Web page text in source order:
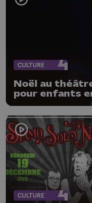
CULTURE
Noël au
pour enfants
CULTURE